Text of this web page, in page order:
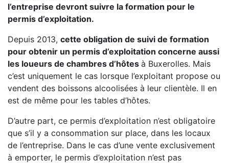
l’entreprise devront suivre la formation pour le
permis d’exploitation.
Depuis 2013, cette obligation de suivi de formation
pour obtenir un permis d’exploitation concerne aussi
les loueurs de chambres d’hôtes à Buxerolles. Mais
c’est uniquement le cas lorsque l’exploitant propose ou
vendent des boissons alcoolisées à leur clientèle. Il en
est de même pour les tables d’hôtes.
D’autre part, ce permis d’exploitation n’est obligatoire
que s’il y a consommation sur place, dans les locaux
de l’entreprise. Dans le cas d’une vente exclusivement
à emporter, le permis d’exploitation n’est pas